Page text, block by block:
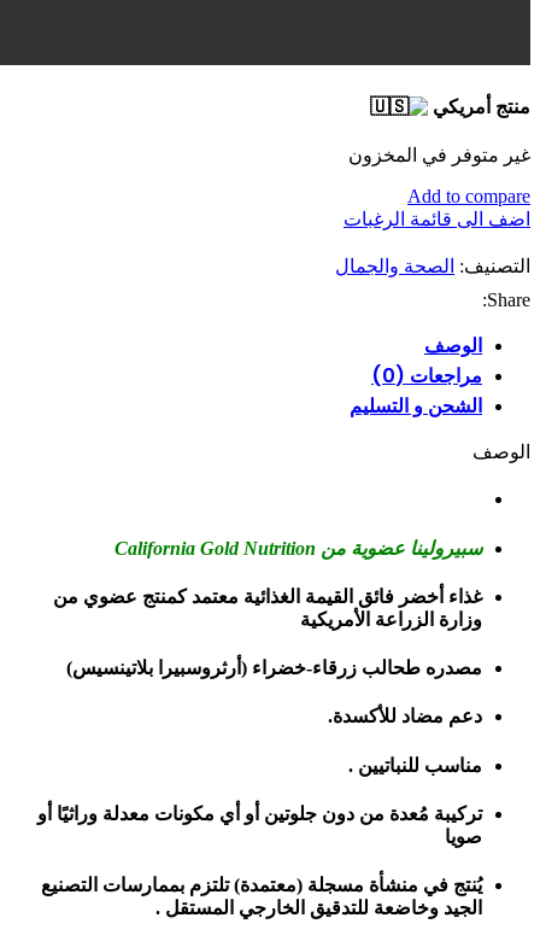
منتج أمريكي
غير متوفر في المخزون
Add to compare
اضف الى قائمة الرغبات
التصنيف: الصحة والجمال
Share:
الوصف
مراجعات (0)
الشحن و التسليم
الوصف
سبيرولينا عضوية من California Gold Nutrition
غذاء أخضر فائق القيمة الغذائية معتمد كمنتج عضوي من
وزارة الزراعة الأمريكية
مصدره طحالب زرقاء-خضراء (أرثروسبيرا بلاتينسيس)
دعم مضاد للأكسدة.
مناسب للنباتيين .
تركيبة مُعدة من دون جلوتين أو أي مكونات معدلة وراثيًا أو
صويا
يُنتج في منشأة مسجلة (معتمدة) تلتزم بممارسات التصنيع
الجيد وخاضعة للتدقيق الخارجي المستقل .